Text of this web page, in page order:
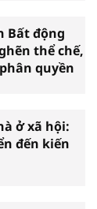
Bất động
thể chế,
quyền
ở xã hội:
đến kiến